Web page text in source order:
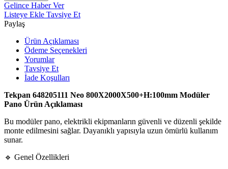
Gelince Haber Ver
Listeye Ekle Tavsiye Et
Paylaş
Ürün Açıklaması
Ödeme Seçenekleri
Yorumlar
Tavsiye Et
İade Koşulları
Tekpan 648205111 Neo 800X2000X500+H:100mm Modüler
Pano Ürün Açıklaması
Bu modüler pano, elektrikli ekipmanların güvenli ve düzenli şekilde
monte edilmesini sağlar. Dayanıklı yapısıyla uzun ömürlü kullanım
sunar.
🔹 Genel Özellikleri